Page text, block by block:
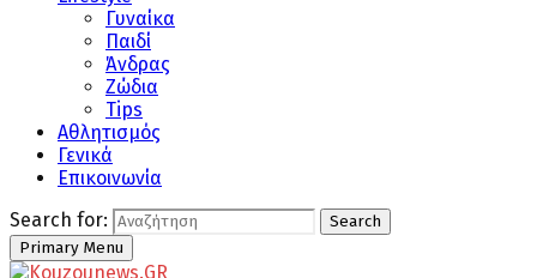
Γυναίκα
Παιδί
Άνδρας
Ζώδια
Tips
Αθλητισμός
Γενικά
Επικοινωνία
Search for:
Search
Primary Menu